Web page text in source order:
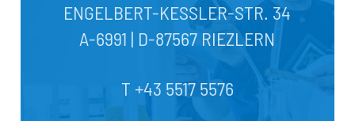
ENGELBERT-KESSLER-STR. 34
A-6991 | D-87567 RIEZLERN
T +43 5517 5576